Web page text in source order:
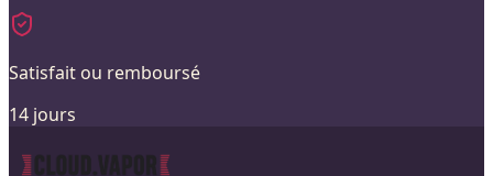
Satisfait ou remboursé
14 jours